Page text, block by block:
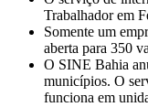
Trabalhador em
Somente um
aberta para 350
O SINE Bahia
municípios. O
funciona em